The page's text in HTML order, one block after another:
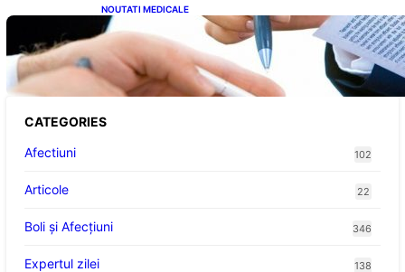
NOUTATI MEDICALE
Acordul României cu Banca Mondială: O
Analiză Detaliată a Împrumutului și
Condițiilor Impuse
CATEGORIES
Afectiuni
102
Articole 22
Boli și Afecțiuni 346
Expertul zilei 138